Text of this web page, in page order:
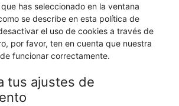
has seleccionado en la ventana
se describe en esta política de
el uso de cookies a través de
por favor, ten en cuenta que nuestra
funcionar correctamente.
tus ajustes de